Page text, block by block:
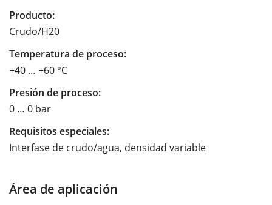
Producto:
Crudo/H20
Temperatura de proceso:
+40 … +60 °C
Presión de proceso:
0 … 0 bar
Requisitos especiales:
Interfase de crudo/agua, densidad variable
Área de aplicación